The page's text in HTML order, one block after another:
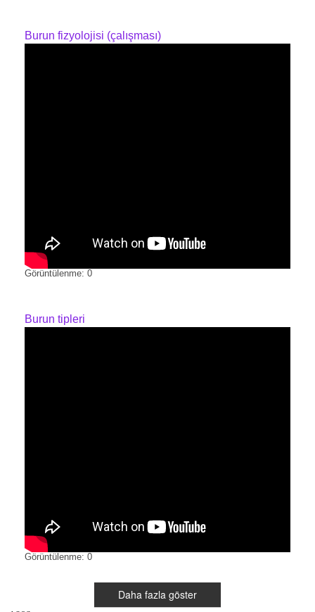
Burun fizyolojisi (çalışması)
Görüntülenme: 0
Burun tipleri
Görüntülenme: 0
Daha fazla göster